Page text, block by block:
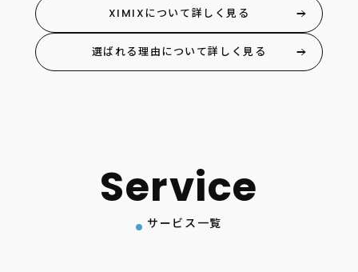
XIMIXについて詳しく見る
選ばれる理由について詳しく見る
サービス一覧